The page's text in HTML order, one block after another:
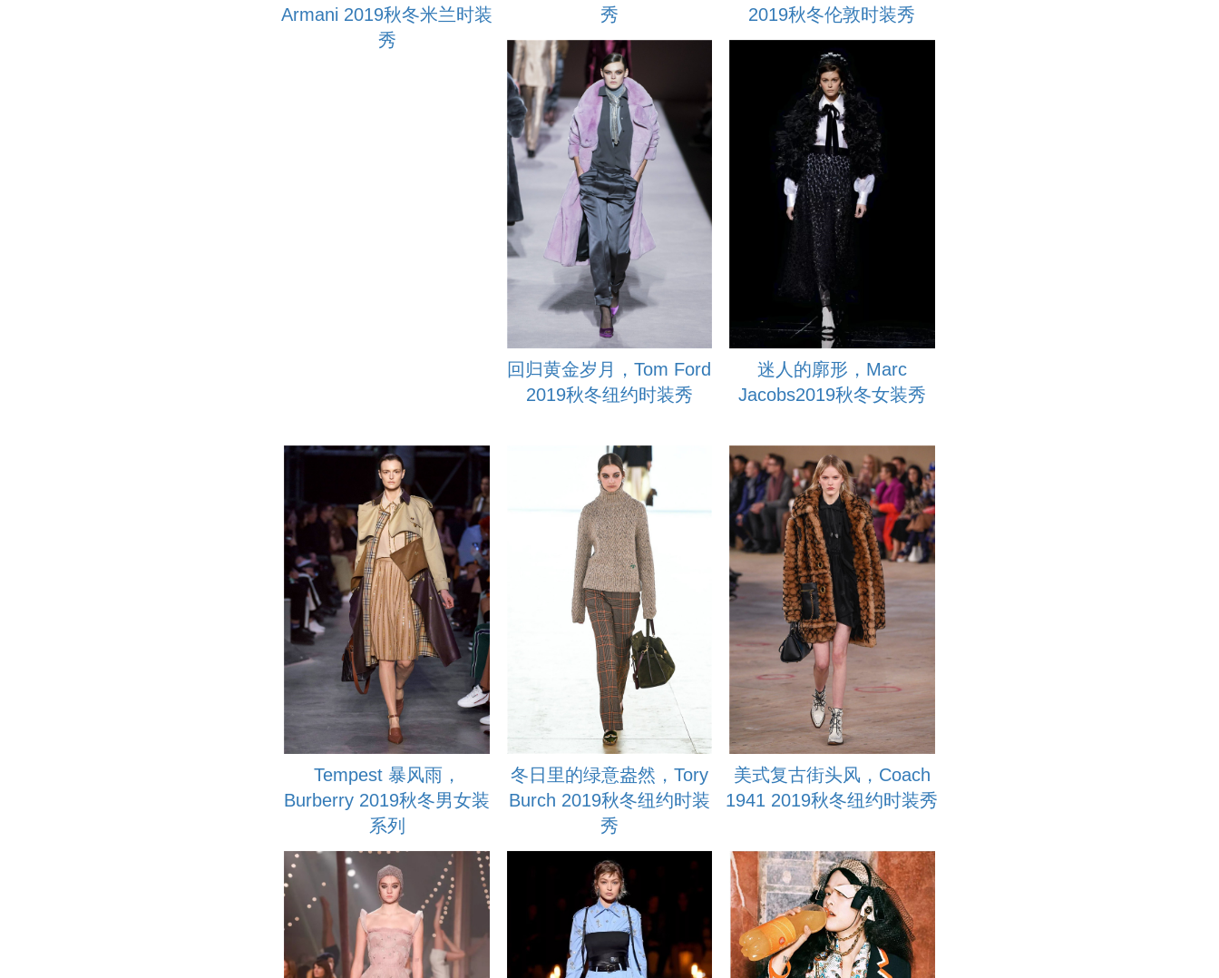
Armani 2019秋冬米兰时装
秀
秀
2019秋冬伦敦时装秀
回归黄金岁月，Tom Ford
2019秋冬纽约时装秀
迷人的廓形，Marc
Jacobs2019秋冬女装秀
Tempest 暴风雨，
Burberry 2019秋冬男女装
系列
冬日里的绿意盎然，Tory
Burch 2019秋冬纽约时装
秀
美式复古街头风，Coach
1941 2019秋冬纽约时装秀